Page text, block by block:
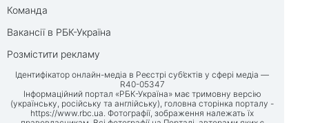
Команда
Вакансії в РБК-Україна
Розмістити рекламу
Ідентифікатор онлайн-медіа в Реєстрі суб’єктів у сфері медіа —
R40-05347
Інформаційний портал «РБК-Україна» має тримовну версію
(українську, російську та англійську), головна сторінка порталу -
https://www.rbc.ua. Фотографії, зображення належать їх